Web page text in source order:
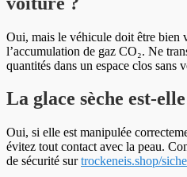
Oui, mais le véhicule doit être bien
l’accumulation de gaz CO₂. Ne
quantités dans un espace clos sans
La glace sèche est-
Oui, si elle est manipulée
évitez tout contact avec la peau.
de sécurité surtrockeneis.shop/